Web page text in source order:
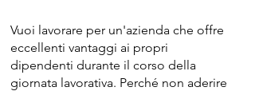
Vuoi lavorare per un'azienda che offre
eccellenti vantaggi ai propri
dipendenti durante il corso della
giornata lavorativa. Perché non aderire